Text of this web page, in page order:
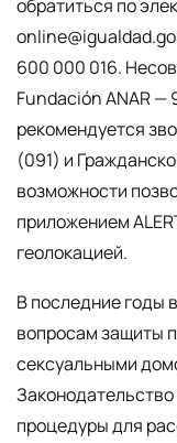
обратиться по
600 000 016.
Fundación ANAR —
рекомендуется
(091) и
возможности
приложением
геолокацией.
В последние годы
вопросам защиты
сексуальными
процедуры для